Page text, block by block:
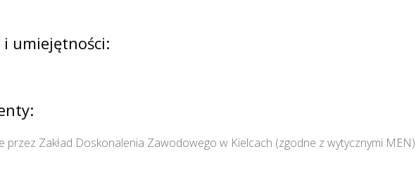
i umiejętności:
przez Zakład Doskonalenia Zawodowego w Kielcach (zgodne z wytycznymi MEN)